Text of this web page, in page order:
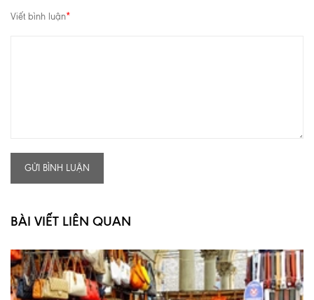
Viết bình luận*
GỬI BÌNH LUẬN
BÀI VIẾT LIÊN QUAN